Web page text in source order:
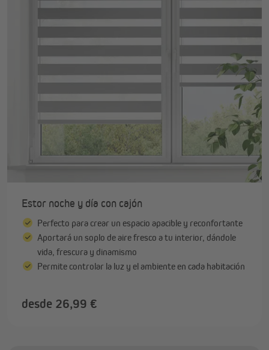
Estor noche y día con cajón
Perfecto para crear un espacio apacible y reconfortante
Aportará un soplo de aire fresco a tu interior, dándole
vida, frescura y dinamismo
Permite controlar la luz y el ambiente en cada habitación
desde 26,99 €